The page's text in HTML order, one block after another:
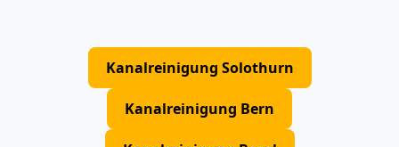
Kanalreinigung Solothurn
Kanalreinigung Bern